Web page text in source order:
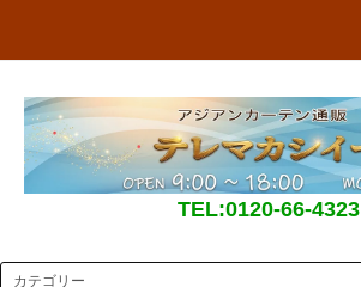
TEL:0120-66-4323